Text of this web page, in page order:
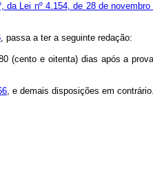
da Lei nº 4.154, de 28 de
, passa a ter a seguinte redação:
(cento e oitenta) dias após a
, e demais disposições em contrário.